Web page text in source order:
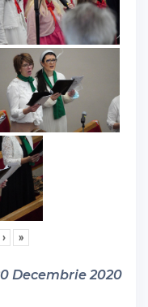
› »
Decembrie 2020